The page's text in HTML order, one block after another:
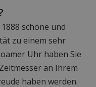
schöne und
zu einem sehr
Uhr haben Sie
an Ihrem
haben werden.